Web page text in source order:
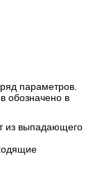
параметров.
обозначено в
из выпадающего